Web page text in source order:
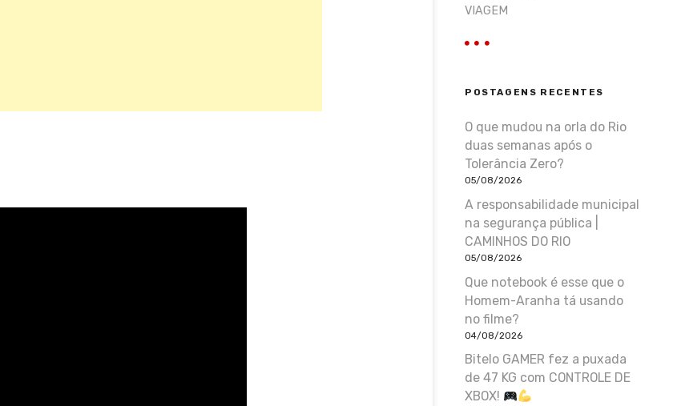
VIAGEM
POSTAGENS RECENTES
O que mudou na orla do Rio
duas semanas após o
Tolerância Zero?
05/08/2026
A responsabilidade municipal
na segurança pública |
CAMINHOS DO RIO
05/08/2026
Que notebook é esse que o
Homem-Aranha tá usando
no filme?
04/08/2026
Bitelo GAMER fez a puxada
de 47 KG com CONTROLE DE
XBOX!